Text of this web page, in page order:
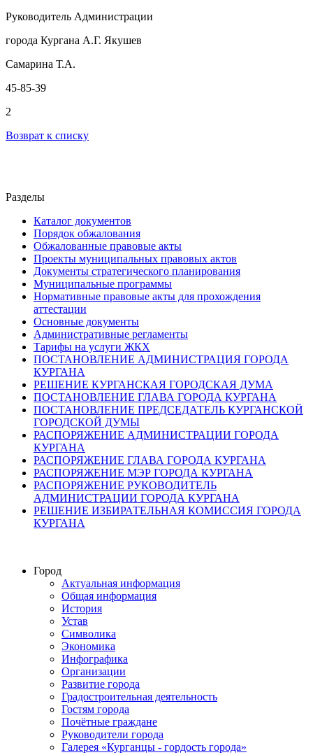
Руководитель Администрации
города Кургана А.Г. Якушев
Самарина Т.А.
45-85-39
2
Возврат к списку
Разделы
Каталог документов
Порядок обжалования
Обжалованные правовые акты
Проекты муниципальных правовых актов
Документы стратегического планирования
Муниципальные программы
Нормативные правовые акты для прохождения
аттестации
Основные документы
Административные регламенты
Тарифы на услуги ЖКХ
ПОСТАНОВЛЕНИЕ АДМИНИСТРАЦИЯ ГОРОДА
КУРГАНА
РЕШЕНИЕ КУРГАНСКАЯ ГОРОДСКАЯ ДУМА
ПОСТАНОВЛЕНИЕ ГЛАВА ГОРОДА КУРГАНА
ПОСТАНОВЛЕНИЕ ПРЕДСЕДАТЕЛЬ КУРГАНСКОЙ
ГОРОДСКОЙ ДУМЫ
РАСПОРЯЖЕНИЕ АДМИНИСТРАЦИИ ГОРОДА
КУРГАНА
РАСПОРЯЖЕНИЕ ГЛАВА ГОРОДА КУРГАНА
РАСПОРЯЖЕНИЕ МЭР ГОРОДА КУРГАНА
РАСПОРЯЖЕНИЕ РУКОВОДИТЕЛЬ
АДМИНИСТРАЦИИ ГОРОДА КУРГАНА
РЕШЕНИЕ ИЗБИРАТЕЛЬНАЯ КОМИССИЯ ГОРОДА
КУРГАНА
Город
Актуальная информация
Общая информация
История
Устав
Символика
Экономика
Инфографика
Организации
Развитие города
Градостроительная деятельность
Гостям города
Почётные граждане
Руководители города
Галерея «Курганцы - гордость города»